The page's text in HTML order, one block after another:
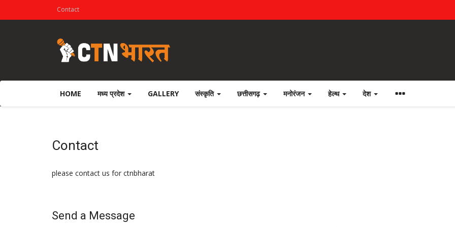
Contact
HOME मध्य प्रदेश GALLERY संस्कृति छत्तीसगढ़ मनोरंजन हेल्थ देश
Contact
please contact us for ctnbharat
Send a Message